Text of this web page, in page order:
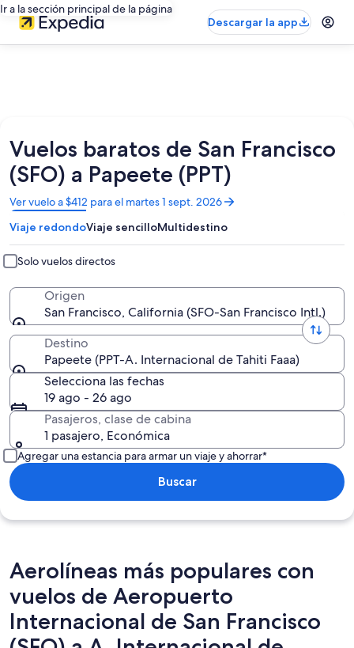
Ir a la sección principal de la página
Descargar la app
Vuelos baratos de San Francisco
(SFO) a Papeete (PPT)
Ver vuelo a $412 para el martes 1 sept. 2026
Se
abrirá
en
una
nueva
ventana
Viaje redondoViaje sencilloMultidestino
Solo vuelos directos
Origen
San Francisco, California (SFO-San Francisco Intl.)
Destino
Papeete (PPT-A. Internacional de Tahiti Faaa)
Selecciona las fechas
19 ago - 26 ago
Pasajeros, clase de cabina
1 pasajero, Económica
Agregar una estancia para armar un viaje y ahorrar*
Buscar
Aerolíneas más populares con
vuelos de Aeropuerto
Internacional de San Francisco